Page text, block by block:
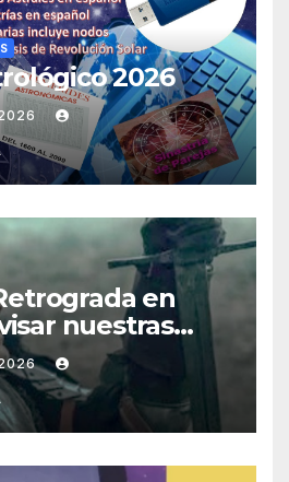
2026
en
nuestras
y pensar
2026